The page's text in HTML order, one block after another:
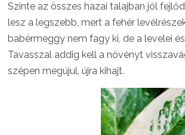
Szinte az összes hazai talajban jól
lesz a legszebb, mert a fehér
babérmeggy nem fagy ki, de a levelei
Tavasszal addig kell a növényt
szépen megújul, újra kihajt.